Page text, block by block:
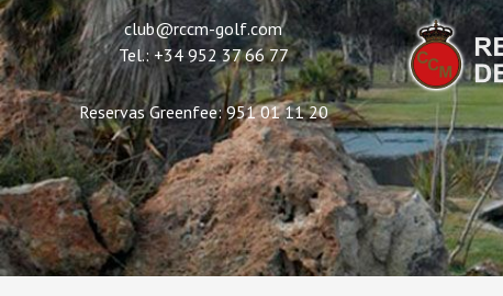
club@rccm-golf.com
Tel.: +34 952 37 66 77
Reservas Greenfee: 951 01 11 20